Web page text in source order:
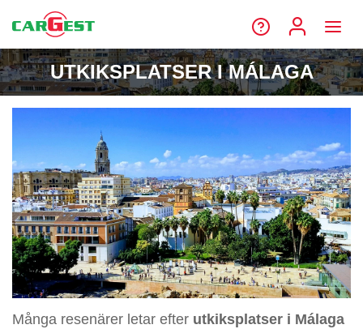
UTKIKSPLATSER I MÁLAGA
Många resenärer letar efter utkiksplatser i Málaga